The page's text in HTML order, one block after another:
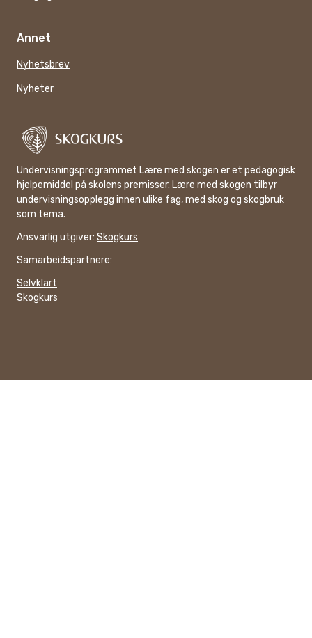
Annet
Nyhetsbrev
Nyheter
Undervisningsprogrammet Lære med skogen er et pedagogisk
hjelpemiddel på skolens premisser. Lære med skogen tilbyr
undervisningsopplegg innen ulike fag, med skog og skogbruk
som tema.
Ansvarlig utgiver: Skogkurs
Samarbeidspartnere:
Selvklart
Skogkurs